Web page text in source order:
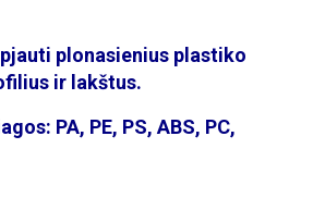
plonasienius plastiko
ir lakštus.
PA, PE, PS, ABS, PC,